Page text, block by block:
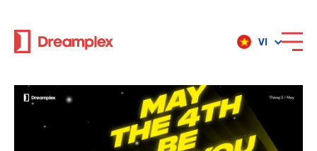
VI
Dịch vụ